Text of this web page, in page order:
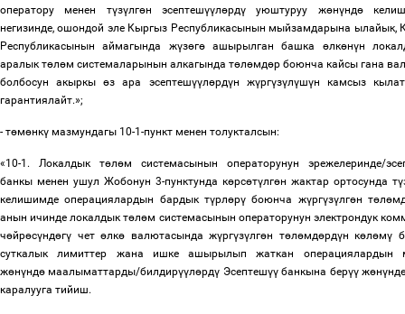
оператору менен түзүлгөн эсептешүүлөрдү уюштуруу жөнүндө
негизинде, ошондой эле Кыргыз Республикасынын мыйзамдарына ылайык,
Республикасынын аймагында жүзөгөашырылган башка өлкөнүн
аралык төлөм системаларынын алкагында төлөмдөр боюнча кайсы гана
болбосун акыркыөз ара эсептешүүлөрдүн жүргүзүлүшүн камсыз
гарантиялайт.»;
- төмөнкү мазмундагы 10-1-пункт менен толукталсын:
«10-1. Локалдык төлөм системасынын операторунун эрежелеринде/
банкы менен ушул Жобонун 3-пунктунда көрсөтүлгөн жактар ортосунда тү
келишимде операциялардын бардык түрлөрү боюнча жүргүзүлгөн төлө
анын ичинде локалдык төлөм системасынын операторунун электрондук
чөйрөсүндөгү четөлкө валютасында жүргүзүлгөн төлөмдөрдүн көлөмү
суткалык лимиттер жана ишке ашырылып жаткан операциялардын
жөнүндө маалыматтарды/билдирүүлөрдү Эсептешүүбанкына берүүжөнүнд
каралууга тийиш.